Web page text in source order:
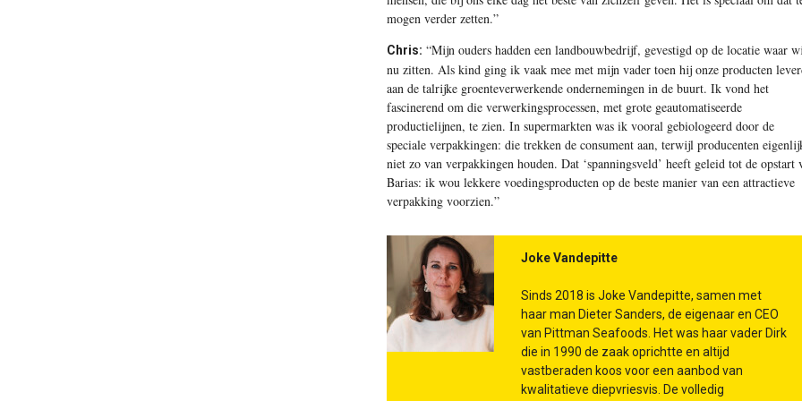
mogen verder zetten.”
Chris: “Mijn ouders hadden een landbouwbedrijf, gevestigd op de locatie waar
nu zitten. Als kind ging ik vaak mee met mijn vader toen hij onze producten
aan de talrijke groenteverwerkende ondernemingen in de buurt. Ik vond het
fascinerend om die verwerkingsprocessen, met grote geautomatiseerde
productielijnen, te zien. In supermarkten was ik vooral gebiologeerd door de
speciale verpakkingen: die trekken de consument aan, terwijl producenten
niet zo van verpakkingen houden. Dat ‘spanningsveld’ heeft geleid tot de opstart
Barias: ik wou lekkere voedingsproducten op de beste manier van een attractieve
verpakking voorzien.”
Joke Vandepitte
Sinds 2018 is Joke Vandepitte, samen met
haar man Dieter Sanders, de eigenaar en CEO
van Pittman Seafoods. Het was haar vader Dirk
die in 1990 de zaak oprichtte en altijd
vastberaden koos voor een aanbod van
kwalitatieve diepvriesvis. De volledig